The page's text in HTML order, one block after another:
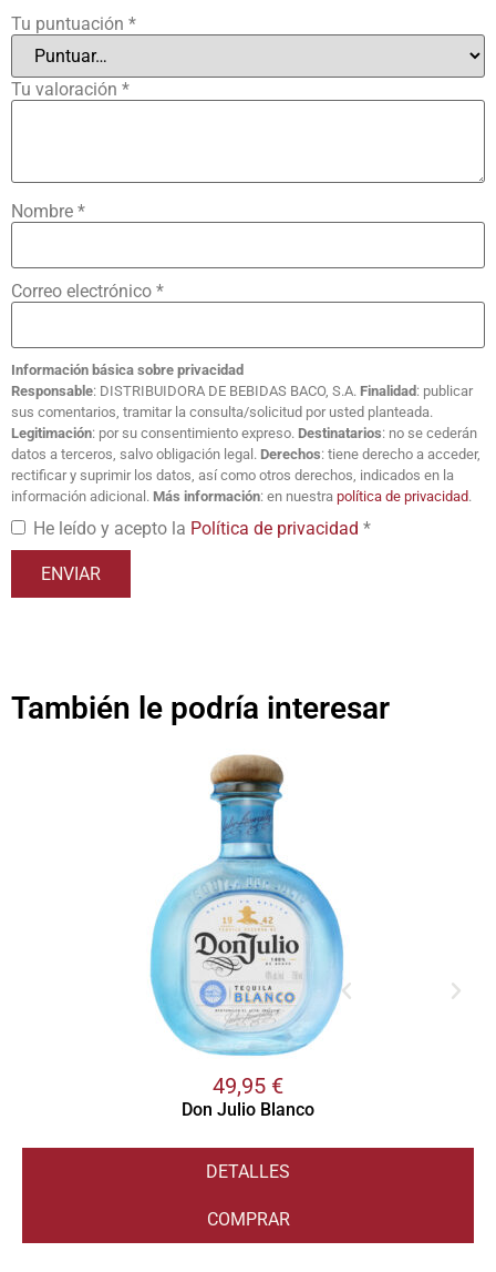
Tu puntuación *
Tu valoración *
Nombre *
Correo electrónico *
Información básica sobre privacidad
Responsable: DISTRIBUIDORA DE BEBIDAS BACO, S.A. Finalidad : publicar
sus comentarios, tramitar la consulta/solicitud por usted planteada.
Legitimación: por su consentimiento expreso. Destinatarios: no se cederán
datos a terceros, salvo obligación legal. Derechos: tiene derecho a acceder,
rectificar y suprimir los datos, así como otros derechos, indicados en la
información adicional. Más información: en nuestra política de privacidad.
He leído y acepto la Política de privacidad *
También le podría interesar
49,95 €
Don Julio Blanco
DETALLES
COMPRAR